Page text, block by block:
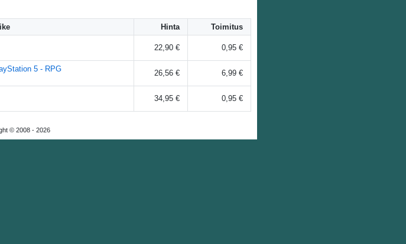
Hinta Toimitus
22,90 € 0,95 €
5 - RPG 26,56 € 6,99 €
34,95 € 0,95 €
© 2008 - 2026